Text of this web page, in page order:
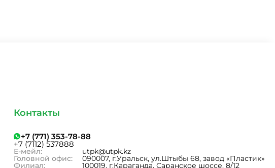
Контакты
+7 (771) 353-78-88
+7 (7112) 537888
Е-мейл: utpk@utpk.kz
Головной офис: 090007, г.Уральск, ул.Штыбы 68, завод «Пластик»
Филиал: 100019, г.Караганда, Саранское шоссе, 8/12